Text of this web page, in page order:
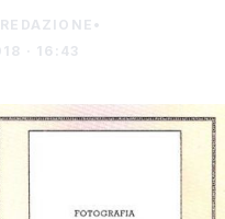
•
· 16:43